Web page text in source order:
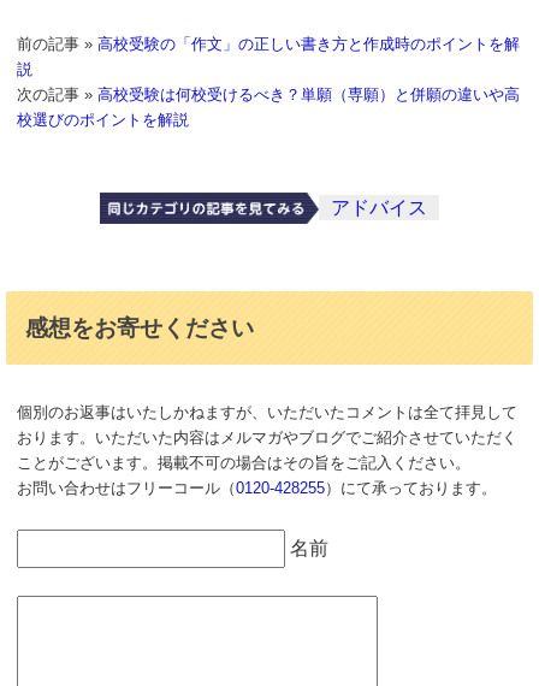
前の記事 » 高校受験の「作文」の正しい書き方と作成時のポイントを解
説
次の記事 » 高校受験は何校受けるべき？単願（専願）と併願の違いや高
校選びのポイントを解説
アドバイス
感想をお寄せください
個別のお返事はいたしかねますが、いただいたコメントは全て拝見して
おります。いただいた内容はメルマガやブログでご紹介させていただく
ことがございます。掲載不可の場合はその旨をご記入ください。
お問い合わせはフリーコール（0120-428255）にて承っております。
名前